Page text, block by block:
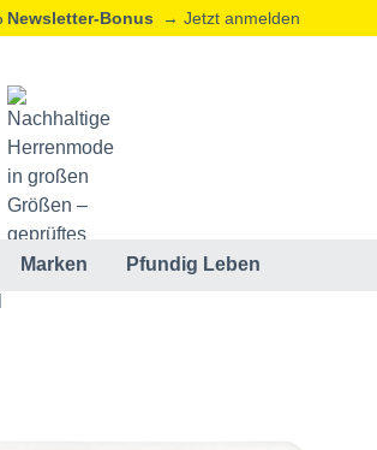
Newsletter-Bonus → Jetzt anmelden
Marken Pfundig Leben